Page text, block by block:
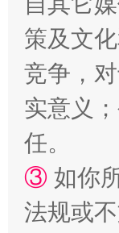
策及文
竞争，
实意义
任。
③ 如你
法规或